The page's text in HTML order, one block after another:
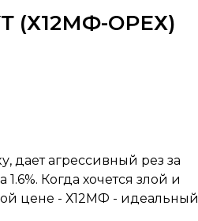
(Х12МФ-ОРЕХ)
дает агрессивный рез за
Когда хочется злой и
цене - Х12МФ - идеальный